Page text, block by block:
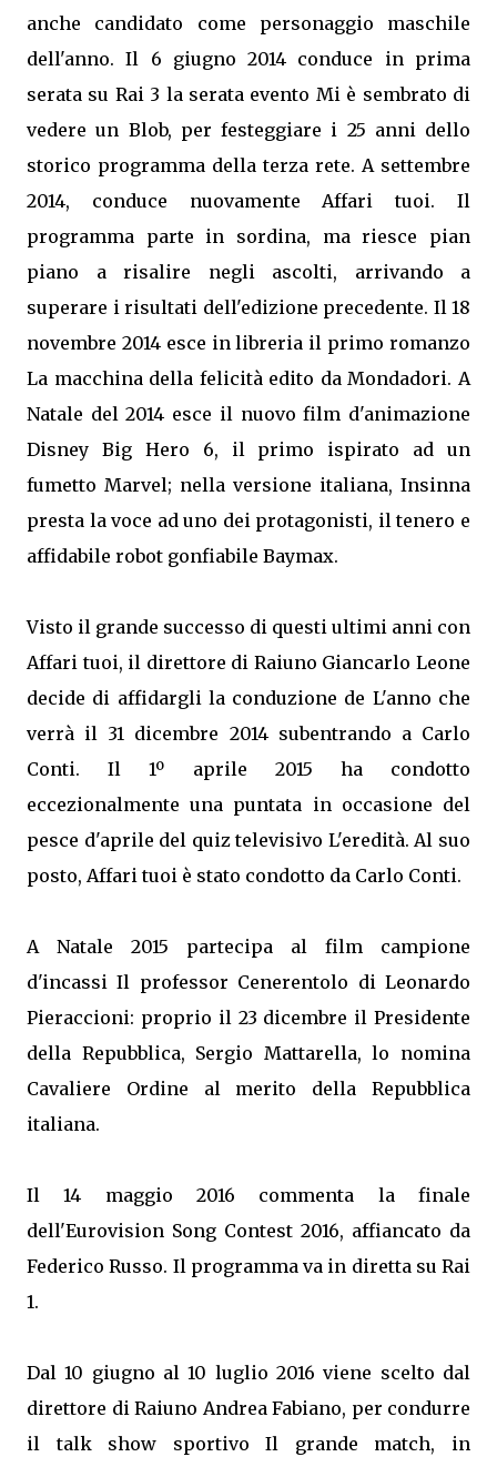
anche candidato come personaggio maschile
dell'anno. Il 6 giugno 2014 conduce in prima
serata su Rai 3 la serata evento Mi è sembrato di
vedere un Blob, per festeggiare i 25 anni dello
storico programma della terza rete. A settembre
2014, conduce nuovamente Affari tuoi. Il
programma parte in sordina, ma riesce pian
piano a risalire negli ascolti, arrivando a
superare i risultati dell'edizione precedente. Il 18
novembre 2014 esce in libreria il primo romanzo
La macchina della felicità edito da Mondadori. A
Natale del 2014 esce il nuovo film d'animazione
Disney Big Hero 6, il primo ispirato ad un
fumetto Marvel; nella versione italiana, Insinna
presta la voce ad uno dei protagonisti, il tenero e
affidabile robot gonfiabile Baymax.
Visto il grande successo di questi ultimi anni con
Affari tuoi, il direttore di Raiuno Giancarlo Leone
decide di affidargli la conduzione de L'anno che
verrà il 31 dicembre 2014 subentrando a Carlo
Conti. Il 1º aprile 2015 ha condotto
eccezionalmente una puntata in occasione del
pesce d'aprile del quiz televisivo L'eredità. Al suo
posto, Affari tuoi è stato condotto da Carlo Conti.
A Natale 2015 partecipa al film campione
d'incassi Il professor Cenerentolo di Leonardo
Pieraccioni: proprio il 23 dicembre il Presidente
della Repubblica, Sergio Mattarella, lo nomina
Cavaliere Ordine al merito della Repubblica
italiana.
Il 14 maggio 2016 commenta la finale
dell'Eurovision Song Contest 2016, affiancato da
Federico Russo. Il programma va in diretta su Rai
1.
Dal 10 giugno al 10 luglio 2016 viene scelto dal
direttore di Raiuno Andrea Fabiano, per condurre
il talk show sportivo Il grande match, in